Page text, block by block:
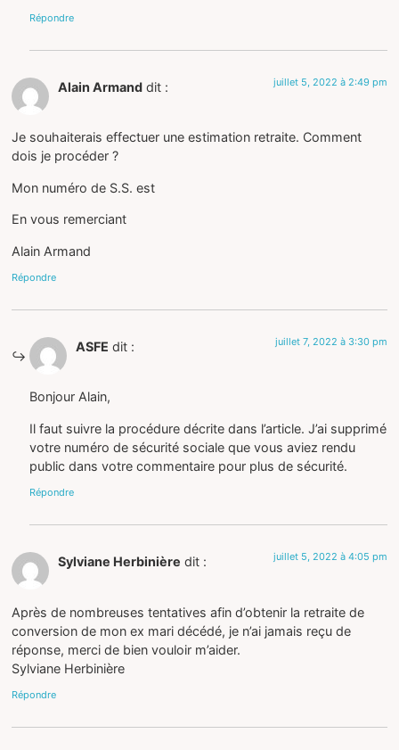
Répondre
Alain Armand dit : juillet 5, 2022 à 2:49 pm
Je souhaiterais effectuer une estimation retraite. Comment
dois je procéder ?
Mon numéro de S.S. est
En vous remerciant
Alain Armand
Répondre
ASFE dit : juillet 7, 2022 à 3:30 pm
Bonjour Alain,
Il faut suivre la procédure décrite dans l’article. J’ai supprimé
votre numéro de sécurité sociale que vous aviez rendu
public dans votre commentaire pour plus de sécurité.
Répondre
Sylviane Herbinière dit : juillet 5, 2022 à 4:05 pm
Après de nombreuses tentatives afin d’obtenir la retraite de
conversion de mon ex mari décédé, je n’ai jamais reçu de
réponse, merci de bien vouloir m’aider.
Sylviane Herbinière
Répondre